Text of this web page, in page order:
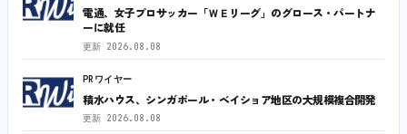
電通、女子プロサッカー「ＷＥリーグ」のグロース・パートナ
ーに就任
更新 2026.08.08
PRワイヤー
積水ハウス、シンガポール・ベイショア地区の大規模複合開発
更新 2026.08.08